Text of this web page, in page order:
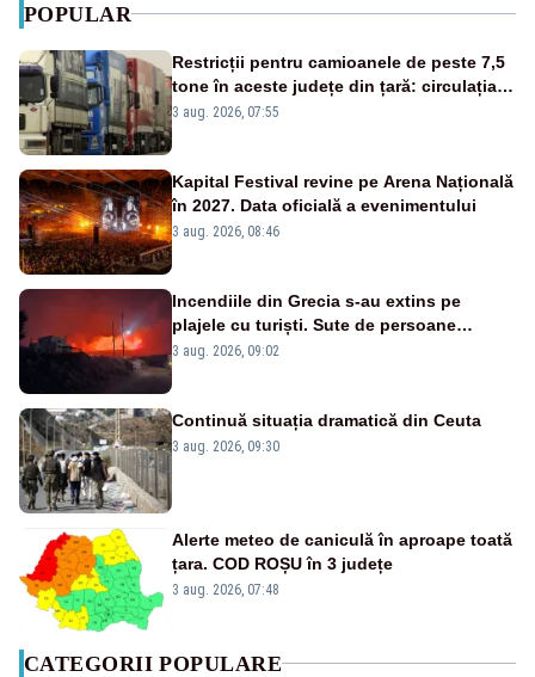
POPULAR
Restricții pentru camioanele de peste 7,5
tone în aceste județe din țară: circulația
este interzisă luni, între orele 12:00 și
3 aug. 2026, 07:55
Kapital Festival revine pe Arena Națională
în 2027. Data oficială a evenimentului
3 aug. 2026, 08:46
Incendiile din Grecia s-au extins pe
plajele cu turiști. Sute de persoane
evacuate pe mare, drumuri blocate de
3 aug. 2026, 09:02
Continuă situația dramatică din Ceuta
3 aug. 2026, 09:30
Alerte meteo de caniculă în aproape toată
țara. COD ROȘU în 3 județe
3 aug. 2026, 07:48
CATEGORII POPULARE